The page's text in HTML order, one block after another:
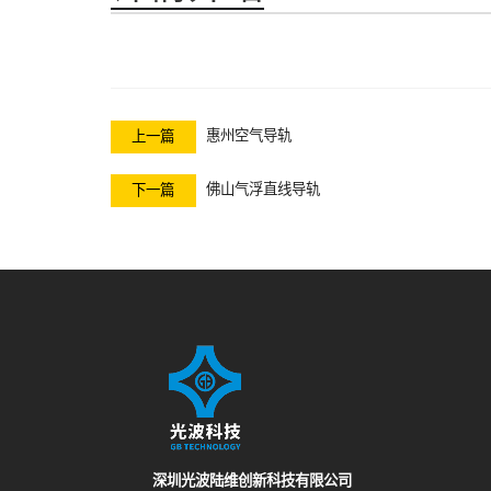
上一篇 惠州空气导轨
下一篇 佛山气浮直线导轨
深圳光波陆维创新科技有限公司